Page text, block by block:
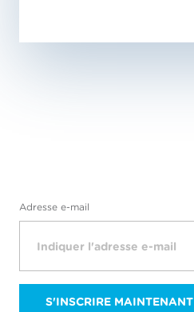
Adresse e-mail
S'INSCRIRE MAINTENANT